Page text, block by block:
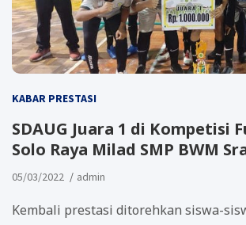
KABAR PRESTASI
SDAUG Juara 1 di Kompetisi
Solo Raya Milad SMP BWM
05/03/2022 admin
Kembali prestasi ditorehkan siswa-